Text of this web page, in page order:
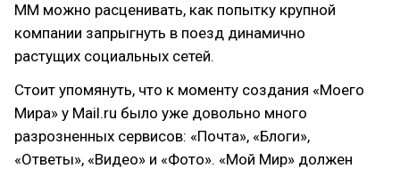
ММ можно расценивать, как попытку крупной
компании запрыгнуть в поезд динамично
растущих социальных сетей.
Стоит упомянуть, что к моменту создания «Моего
Мира» у Mail.ru было уже довольно много
разрозненных сервисов: «Почта», «Блоги»,
«Ответы», «Видео» и «Фото». «Мой Мир» должен